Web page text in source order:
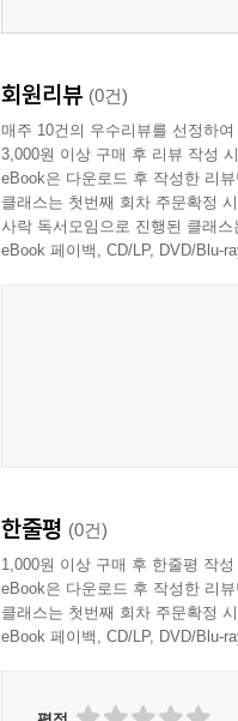
회원리뷰 (0건)
매주 10건의 우수리뷰를 선정하
3,000원 이상 구매 후 리뷰 작성 시
eBook은 다운로드 후 작성한 리
클래스는 첫번째 회차 주문확정
사락 독서모임으로 진행된 클래
eBook 페이백, CD/LP, DVD/Blu-
한줄평 (0건)
1,000원 이상 구매 후 한줄평 작성
eBook은 다운로드 후 작성한 리
클래스는 첫번째 회차 주문확정
eBook 페이백, CD/LP, DVD/Blu-